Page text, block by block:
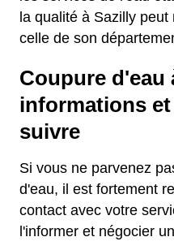
la qualité à Sazilly
celle de son
Coupure d'eau
informations
suivre
Si vous ne parvenez
d'eau, il est fortement
contact avec votre
l'informer et négocier